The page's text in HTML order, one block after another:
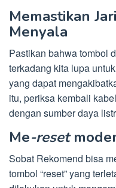
Memastikan
Menyala
Pastikan bahwa tombol
terkadang kita lupa
yang dapat
itu, periksa kembali
dengan sumber daya
Me-reset
Sobat Rekomend bisa
tombol “reset” yang